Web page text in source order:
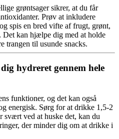
grøntsager sikrer, at du får
Prøv at inkludere
spis en bred vifte af frugt, grønt,
kan hjælpe dig med at holde
trangen til usunde snacks.
hydreret gennem hele
funktioner, og det kan også
energisk. Sørg for at drikke 1,5-2
svært ved at huske det, kan du
der minder dig om at drikke i